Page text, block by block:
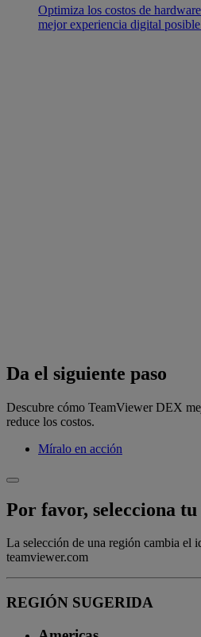
Optimiza los costos de
mejor experiencia digital
Da el siguiente paso
Descubre cómo TeamViewer DEX
reduce los costos.
Míralo en acción
Por favor, selecciona
La selección de una región cambia el
teamviewer.com
REGIÓN SUGERIDA